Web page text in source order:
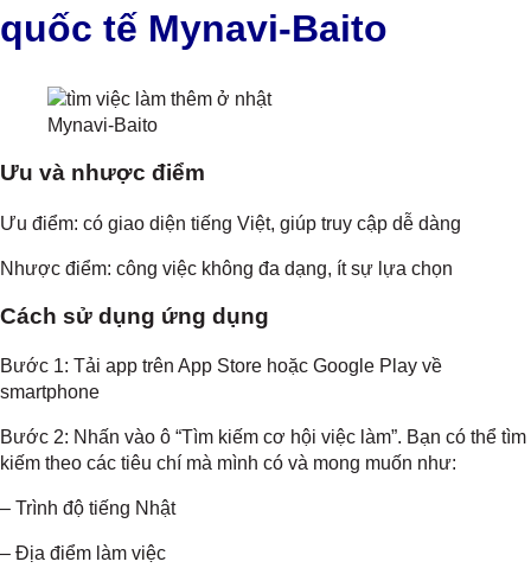
quốc tế Mynavi-Baito
Mynavi-Baito
Ưu và nhược điểm
Ưu điểm: có giao diện tiếng Việt, giúp truy cập dễ dàng
Nhược điểm: công việc không đa dạng, ít sự lựa chọn
Cách sử dụng ứng dụng
Bước 1: Tải app trên App Store hoặc Google Play về
smartphone
Bước 2: Nhấn vào ô “Tìm kiếm cơ hội việc làm”. Bạn có thể tìm
kiếm theo các tiêu chí mà mình có và mong muốn như:
– Trình độ tiếng Nhật
– Địa điểm làm việc